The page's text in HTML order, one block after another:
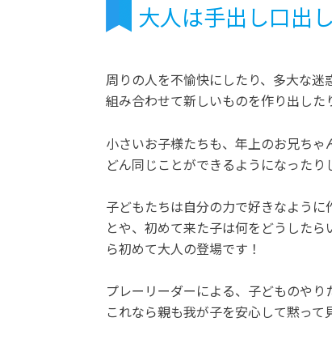
大人は手出し口出
周りの人を不愉快にしたり、多大な迷
組み合わせて新しいものを作り出した
小さいお子様たちも、年上のお兄ち
どん同じことができるようになった
子どもたちは自分の力で好きなよう
とや、初めて来た子は何をどうした
ら初めて大人の登場です！
プレーリーダーによる、子どものやり
これなら親も我が子を安心して黙っ